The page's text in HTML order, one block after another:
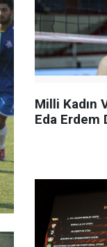
Milli Kadın
Eda Erdem